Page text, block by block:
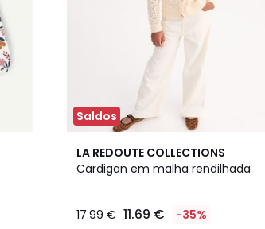
Saldos
LA REDOUTE COLLECTIONS
Cardigan em malha rendilhada
17.99 € 11.69 € -35%
2
Cores